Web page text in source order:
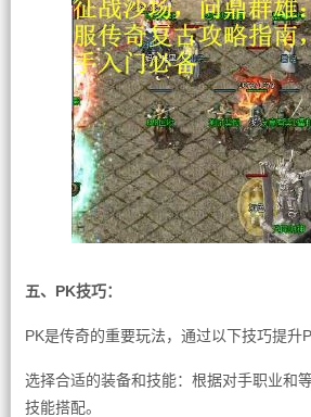
五、PK技巧：
PK是传奇的重要玩法，通过以下技巧提升
选择合适的装备和技能：根据对手职业和
技能搭配。